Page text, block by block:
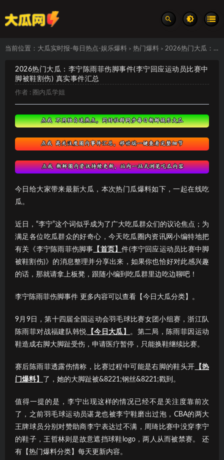
当前位置： 大瓜实时报-每日热点-娱乐爆料 > 热门爆料 > 2026热门大瓜：李宁陈雨菲伤脚事件(李宁回应运动员比赛中脚被鞋割伤) 真实事件汇总
2026热门大瓜：李宁陈雨菲伤脚事件(李宁回应运动员比赛中
脚被鞋割伤) 真实事件汇总
作者 : 圈内瓜学姐
今日给大家带来最新大瓜，本次热门瓜爆料如下，一起在线吃
瓜。
近日，“李宁”这个词似乎成为了广大吃瓜群众们的议论焦点；为
满足各位吃瓜群众的好奇心，今天吃瓜圈内资讯网小编特地把
有关《李宁陈雨菲伤脚事 【首页】件(李宁回应运动员比赛中脚
被鞋割伤)》的消息整理并分享出来，如果你也恰好对此感兴趣
的话，那就请拿上板凳，跟随小编到吃瓜群里边吃边聊吧！
李宁陈雨菲伤脚事件 更多内容可以查看【今日大瓜分类】。
9月9日，第十四届全国运动会羽毛球比赛女团小组赛，浙江队
陈雨菲对战福建队韩悦 【今日大瓜】
。第二局，陈雨菲因运动
鞋造成右脚大脚趾受伤，申请医疗暂停，只能换鞋继续比赛。
赛后陈雨菲透露伤情称，比赛过程中可能是右脚的鞋头开 【热
门爆料】 了，她的大脚趾被&8221;钢丝&8221;戳到。
值得一提的是，李宁出现这样的情况已经不是关注度靠前次
了，之前羽毛球运动员谌龙也被李宁鞋磨出过泡，CBA的两大
王牌球员分别对赞助商李宁表达过不满，周琦比赛中没穿李宁
的鞋子，王哲林则是故意遮挡球鞋logo，两人从而被禁赛。 还
有【热门爆料分类】每天更新内容。